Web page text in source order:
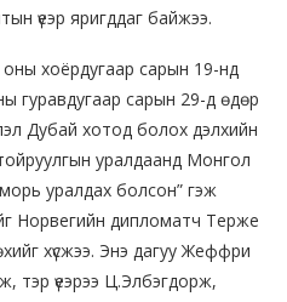
үеэр яригддаг байжээ.
оны хоёрдугаар сарын 19-нд
гуравдугаар сарын 29-д өдөр
Дубай хотод болох дэлхийн
уралдаанд Монгол
уралдах болсон” гэж
Норвегийн дипломатч Терже
хүсжээ. Энэ дагуу Жеффри
тэр үеэрээ Ц.Элбэгдорж,